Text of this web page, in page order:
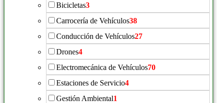
Bicicletas3
Carrocería de Vehículos38
Conducción de Vehículos27
Drones4
Electromecánica de Vehículos70
Estaciones de Servicio4
Gestión Ambiental1